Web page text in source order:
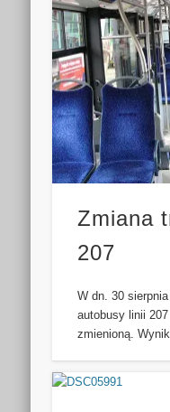
Zmiana
207
W dn. 30
autobusy linii
zmienioną.